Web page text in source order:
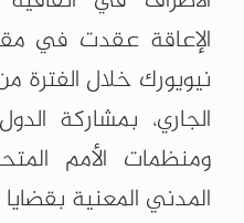
الإعاقة عقدت ‏في
الجاري، بمشاركة
ومنظمات الأمم
المدني المعنية بقضايا